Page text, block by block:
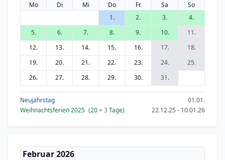
Mo Di Mi Do Fr Sa
So
1.
2. 3.
4.
5.
6. 7. 8. 9. 10.
11.
12.
13. 14. 15. 16. 17.
18.
19.
20. 21. 22. 23. 24.
25.
26.
27. 28. 29. 30. 31.
Neujahrstag
01.01.
Weihnachtsferien 2025 (20+ 3 Tage) 22.12.25 - 10.01.26
Februar 2026